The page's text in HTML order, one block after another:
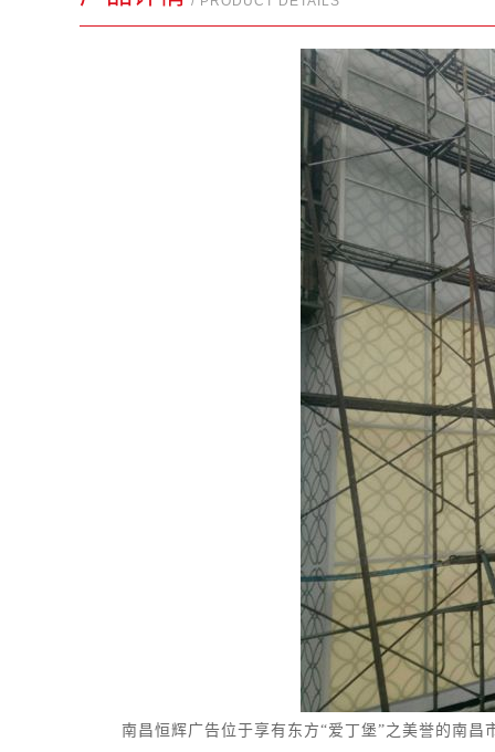
南昌恒辉广告位于享有东方“爱丁堡”之美誉的南昌